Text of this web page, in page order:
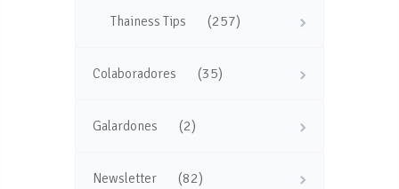
Thainess Tips (257)
Colaboradores (35)
Galardones (2)
Newsletter (82)